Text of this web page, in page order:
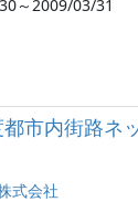
～2009/03/31
市内街路ネ
式会社